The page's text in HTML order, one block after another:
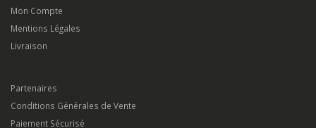
Mon Compte
Mentions Légales
Livraison
Partenaires
Conditions Générales de Vente
Paiement Sécurisé